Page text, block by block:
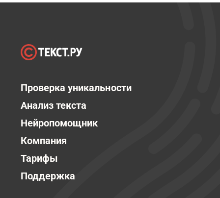
Проверка уникальности
Анализ текста
Нейропомощник
Компания
Тарифы
Поддержка